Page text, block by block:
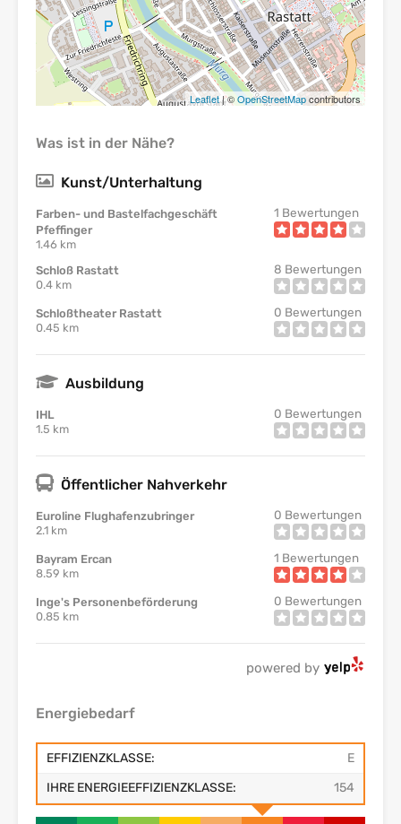
Leaflet| ©OpenStreetMapcontributors
Was ist in der Nähe?
Kunst/Unterhaltung
Farben- und Bastelfachgeschäft
Pfeffinger
1.46 km
1 Bewertungen
Schloß Rastatt
0.4 km
8 Bewertungen
Schloßtheater Rastatt
0.45 km
0 Bewertungen
Ausbildung
IHL
1.5 km
0 Bewertungen
Öffentlicher Nahverkehr
Euroline Flughafenzubringer
2.1 km
0 Bewertungen
Bayram Ercan
8.59 km
1 Bewertungen
Inge's Personenbeförderung
0.85 km
0 Bewertungen
powered by
Energiebedarf
EFFIZIENZKLASSE:
E
IHRE ENERGIEEFFIZIENZKLASSE:
154